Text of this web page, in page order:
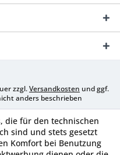
zzgl.Versandkosten und ggf.
anders beschrieben
die für den technischen
sind und stets gesetzt
Komfort bei Benutzung